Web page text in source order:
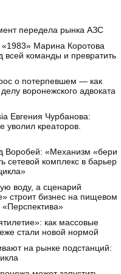
передела рынка АЗС
«1983» Марина Коротова
всей команды и превратить
о потерпевшем — как
воронежского адвоката
Евгения Чурбанова:
уволил креаторов.
Воробей: «Механизм «бери
сетевой комплекс в барьер
воду, а сценарий
строит бизнес на пищевом
как массовые
стали новой нормой
на рынке подстанций: